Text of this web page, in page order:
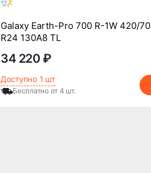
Galaxy Earth-Pro 700 R-1W 420/70
R24 130A8 TL
34 220 ₽
Доступно 1 шт
Бесплатно от 4 шт.